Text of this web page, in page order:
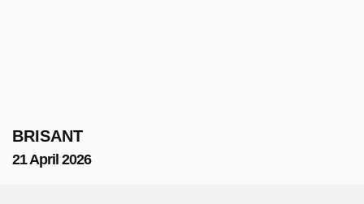
BRISANT
21 April 2026